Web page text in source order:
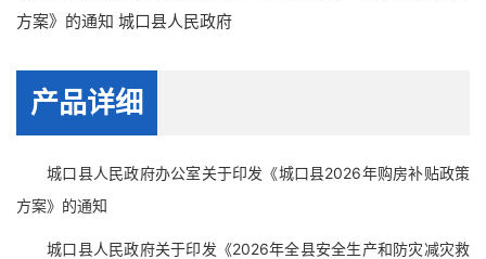
方案》的通知 城口县人民政府
产品详细
城口县人民政府办公室关于印发《城口县2026年购房补贴政策
方案》的通知
城口县人民政府关于印发《2026年全县安全生产和防灾减灾救